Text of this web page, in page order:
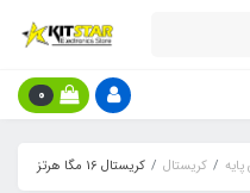
0
کریستال کریستال 16 مگا هرتز